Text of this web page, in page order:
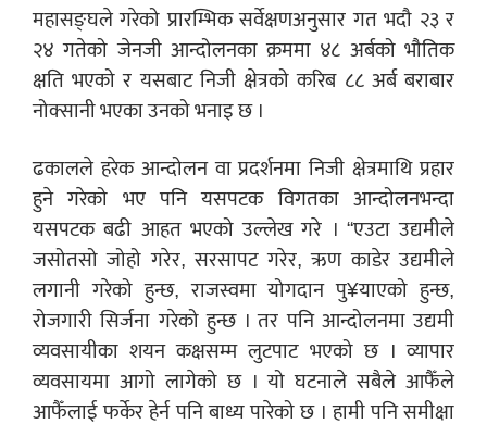
महासङ्घले गरेको प्रारम्भिक सर्वेक्षणअनुसार गत भदौ २३ र
२४ गतेको जेनजी आन्दोलनका क्रममा ४८ अर्बको भौतिक
क्षति भएको र यसबाट निजी क्षेत्रको करिब ८८ अर्ब बराबार
नोक्सानी भएका उनको भनाइ छ ।
ढकालले हरेक आन्दोलन वा प्रदर्शनमा निजी क्षेत्रमाथि प्रहार
हुने गरेको भए पनि यसपटक विगतका आन्दोलनभन्दा
यसपटक बढी आहत भएको उल्लेख गरे । “एउटा उद्यमीले
जसोतसो जोहो गरेर, सरसापट गरेर, ऋण काडेर उद्यमीले
लगानी गरेको हुन्छ, राजस्वमा योगदान पु¥याएको हुन्छ,
रोजगारी सिर्जना गरेको हुन्छ । तर पनि आन्दोलनमा उद्यमी
व्यवसायीका शयन कक्षसम्म लुटपाट भएको छ । व्यापार
व्यवसायमा आगो लागेको छ । यो घटनाले सबैले आफैँले
आफैँलाई फर्केर हेर्न पनि बाध्य पारेको छ । हामी पनि समीक्षा